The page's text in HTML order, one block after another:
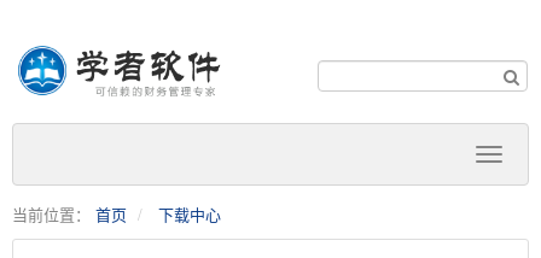
当前位置： 首页 下载中心